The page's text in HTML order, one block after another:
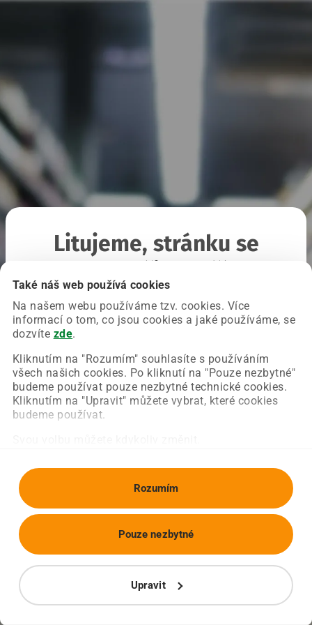
Také náš web používá cookies
Na našem webu používáme tzv. cookies. Více
informací o tom, co jsou cookies a jaké používáme, se
dozvíte zde.
Kliknutím na "Rozumím" souhlasíte s používáním
všech našich cookies. Po kliknutí na "Pouze nezbytné"
budeme používat pouze nezbytné technické cookies.
Kliknutím na "Upravit" můžete vybrat, které cookies
budeme používat.
Rozumím
Upravit
Pouze nezbytné
Litujeme, stránku se
Chyba nastala na naší straně a už ji opravujeme.
Zkuste prosím znovu načíst požadovanou stránku.
Obnovit stránku Úvodní strana